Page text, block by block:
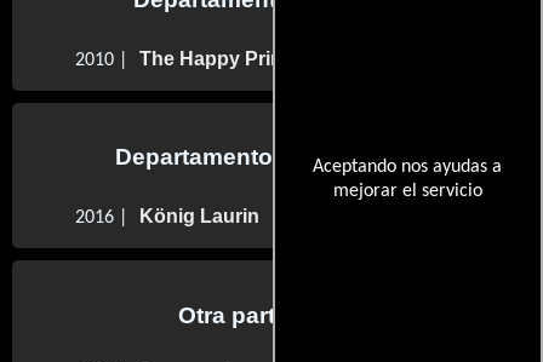
Aceptando nos ayudas a
mejorar el servicio
2010 | The Happy Prince
Departamento de transporte
2016 | König Laurin
Otra participaron